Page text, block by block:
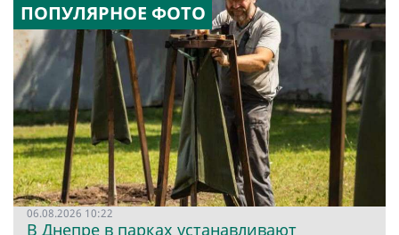
ПОПУЛЯРНОЕ ФОТО
06.08.2026 10:22
В Днепре в парках устанавливают